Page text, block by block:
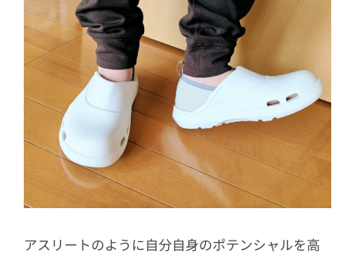
アスリートのように自分自身のポテンシャルを高